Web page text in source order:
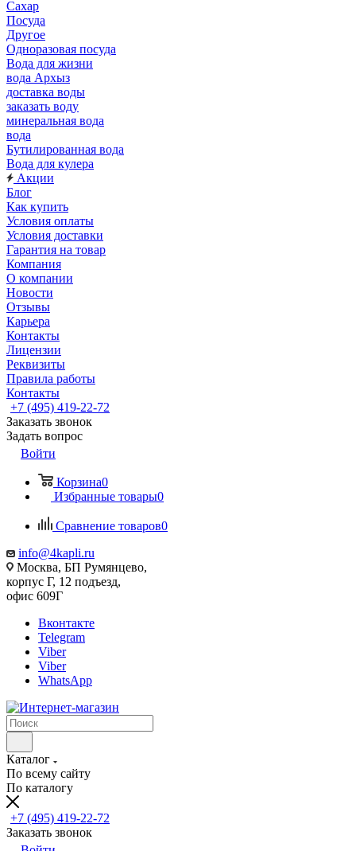
Сахар
Посуда
Другое
Одноразовая посуда
Вода для жизни
вода Архыз
доставка воды
заказать воду
минеральная вода
вода
Бутилированная вода
Вода для кулера
Акции
Блог
Как купить
Условия оплаты
Условия доставки
Гарантия на товар
Компания
О компании
Новости
Отзывы
Карьера
Контакты
Лицензии
Реквизиты
Правила работы
Контакты
+7 (495) 419-22-72
Заказать звонок
Задать вопрос
Войти
Корзина0
Избранные товары0
Сравнение товаров0
info@4kapli.ru
Москва, БП Румянцево,
корпус Г, 12 подъезд,
офис 609Г
Вконтакте
Telegram
Viber
Viber
WhatsApp
Каталог
По всему сайту
По каталогу
+7 (495) 419-22-72
Заказать звонок